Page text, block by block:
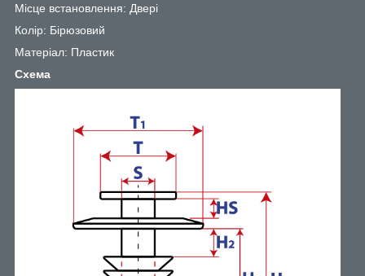
Місце встановлення: Двері
Колір: Бірюзовий
Матеріал: Пластик
Схема